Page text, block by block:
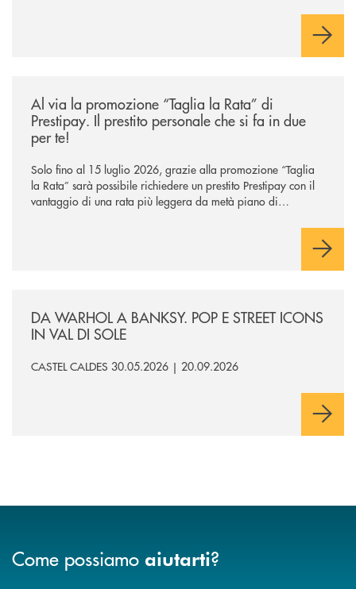
Al via la promozione “Taglia la Rata” di
Prestipay. Il prestito personale che si fa in due
per te!
Solo fino al 15 luglio 2026, grazie alla promozione “Taglia
la Rata” sarà possibile richiedere un prestito Prestipay con il
vantaggio di una rata più leggera da metà piano di
DA WARHOL A BANKSY. POP E STREET ICONS
IN VAL DI SOLE
CASTEL CALDES 30.05.2026 | 20.09.2026
Come possiamo aiutarti?